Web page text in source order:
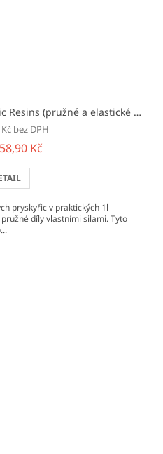
Formlabs Flexible and Elastic Resins (pružné a elastické pryskyřice)
bez DPH
Kč
pryskyřic v praktických 1l
díly vlastními silami. Tyto